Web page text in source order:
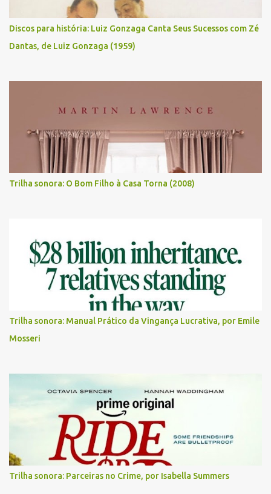
Discos para história: Luiz Gonzaga Canta Seus Sucessos com Zé
Dantas, de Luiz Gonzaga (1959)
Trilha sonora: O Bom Filho à Casa Torna (2008)
Trilha sonora: Manual Prático da Vingança Lucrativa, por Emile
Mosseri
Trilha sonora: Parceiras no Crime, por Isabella Summers